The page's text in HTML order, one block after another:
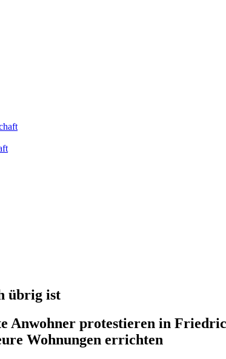
übrig ist
Anwohner protestieren in
Wohnungen errichten